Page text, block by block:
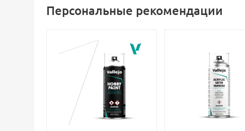
Персональные рекомендации